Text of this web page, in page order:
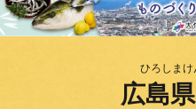
ひろしまけ
広島